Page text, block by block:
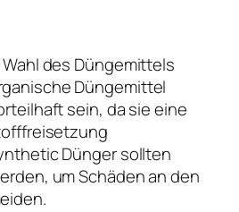
des Düngemittels
Düngemittel
sein, da sie eine
Dünger sollten
um Schäden an den